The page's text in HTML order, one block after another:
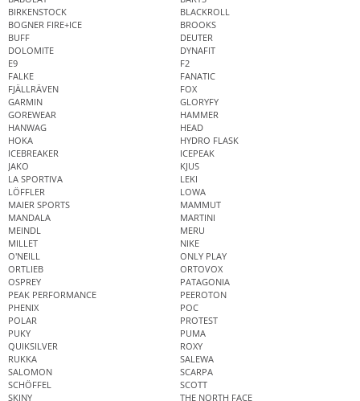
BIRKENSTOCK
BLACKROLL
BOGNER FIRE+ICE
BROOKS
BUFF
DEUTER
DOLOMITE
DYNAFIT
E9
F2
FALKE
FANATIC
FJÄLLRÄVEN
FOX
GARMIN
GLORYFY
GOREWEAR
HAMMER
HANWAG
HEAD
HOKA
HYDRO FLASK
ICEBREAKER
ICEPEAK
JAKO
KJUS
LA SPORTIVA
LEKI
LÖFFLER
LOWA
MAIER SPORTS
MAMMUT
MANDALA
MARTINI
MEINDL
MERU
MILLET
NIKE
O'NEILL
ONLY PLAY
ORTLIEB
ORTOVOX
OSPREY
PATAGONIA
PEAK PERFORMANCE
PEEROTON
PHENIX
POC
POLAR
PROTEST
PUKY
PUMA
QUIKSILVER
ROXY
RUKKA
SALEWA
SALOMON
SCARPA
SCHÖFFEL
SCOTT
SKINY
THE NORTH FACE